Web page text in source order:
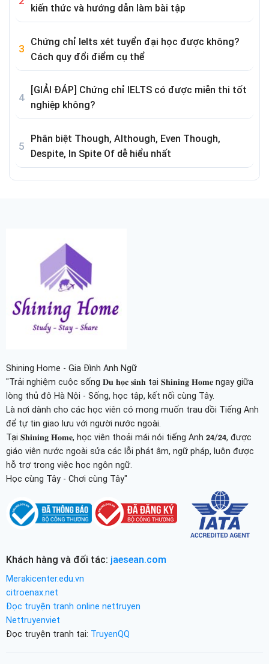
kiến thức và hướng dẫn làm bài tập
Chứng chỉ Ielts xét tuyển đại học được không?
Cách quy đổi điểm cụ thể
[GIẢI ĐÁP] Chứng chỉ IELTS có được miễn thi tốt
nghiệp không?
Phân biệt Though, Although, Even Though,
Despite, In Spite Of dễ hiểu nhất
Shining Home - Gia Đình Anh Ngữ
"Trải nghiệm cuộc sống 𝐃𝐮 𝐡𝐨̣𝐜 𝐬𝐢𝐧𝐡 tại 𝐒𝐡𝐢𝐧𝐢𝐧𝐠 𝐇𝐨𝐦𝐞 ngay giữa
lòng thủ đô Hà Nội - Sống, học tập, kết nối cùng Tây.
Là nơi dành cho các học viên có mong muốn trau dồi Tiếng Anh
để tự tin giao lưu với người nước ngoài.
Tại 𝐒𝐡𝐢𝐧𝐢𝐧𝐠 𝐇𝐨𝐦𝐞, học viên thoải mái nói tiếng Anh 𝟮𝟰/𝟮𝟰, được
giáo viên nước ngoài sửa các lỗi phát âm, ngữ pháp, luôn được
hỗ trợ trong việc học ngôn ngữ.
Học cùng Tây - Chơi cùng Tây"
Khách hàng và đối tác: jaesean.com
Merakicenter.edu.vn
citroenax.net
Đọc truyện tranh online nettruyen
Nettruyenviet
Đọc truyện tranh tại: TruyenQQ